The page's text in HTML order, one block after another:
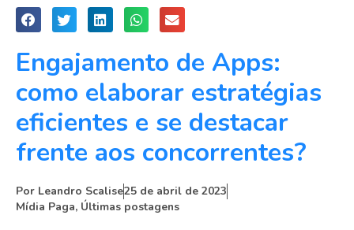
Engajamento de Apps:
como elaborar estratégias
eficientes e se destacar
frente aos concorrentes?
Por Leandro Scalise25 de abril de 2023
Mídia Paga, Últimas postagens